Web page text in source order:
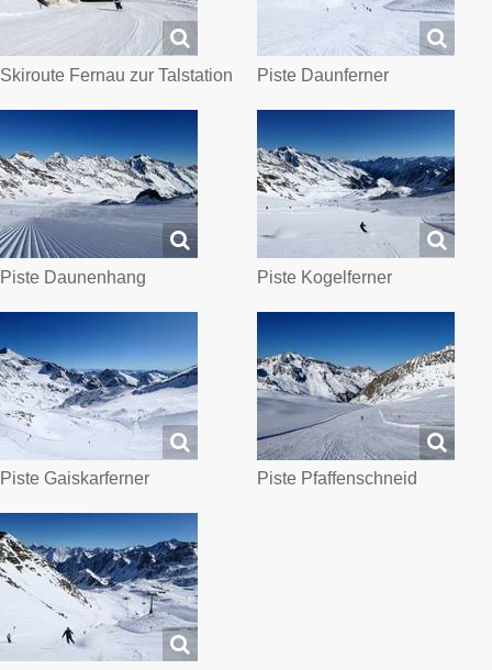
Skiroute Fernau zur Talstation Piste Daunferner
Piste Daunenhang Piste Kogelferner
Piste Gaiskarferner Piste Pfaffenschneid